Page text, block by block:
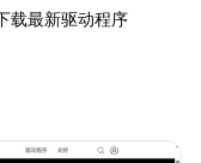
载最新驱动程序